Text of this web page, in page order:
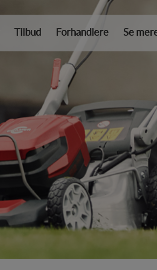
Tilbud Forhandlere Se